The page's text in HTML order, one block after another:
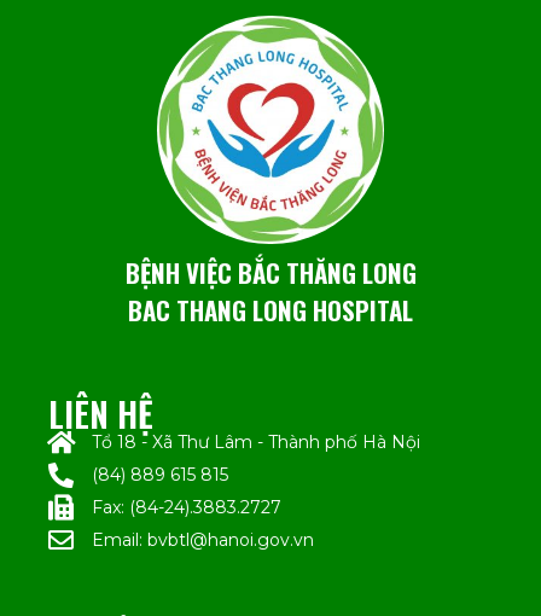
BỆNH VIỆC BẮC THĂNG LONG
BAC THANG LONG HOSPITAL
LIÊN HỆ
Tổ 18 - Xã Thư Lâm - Thành phố Hà Nội
(84) 889 615 815
Fax: (84-24).3883.2727
Email: bvbtl@hanoi.gov.vn